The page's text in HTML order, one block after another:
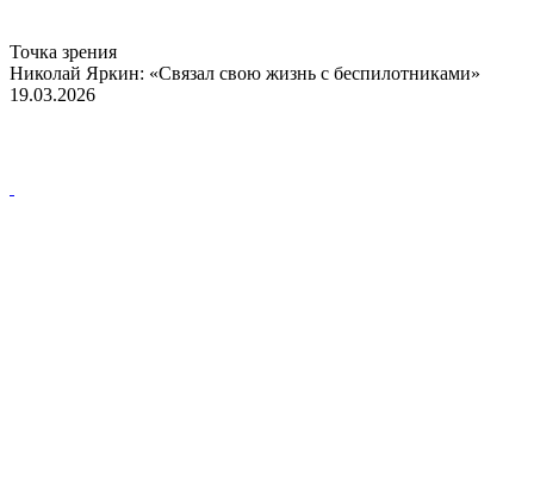
Точка зрения
Николай Яркин: «Связал свою жизнь с беспилотниками»
19.03.2026